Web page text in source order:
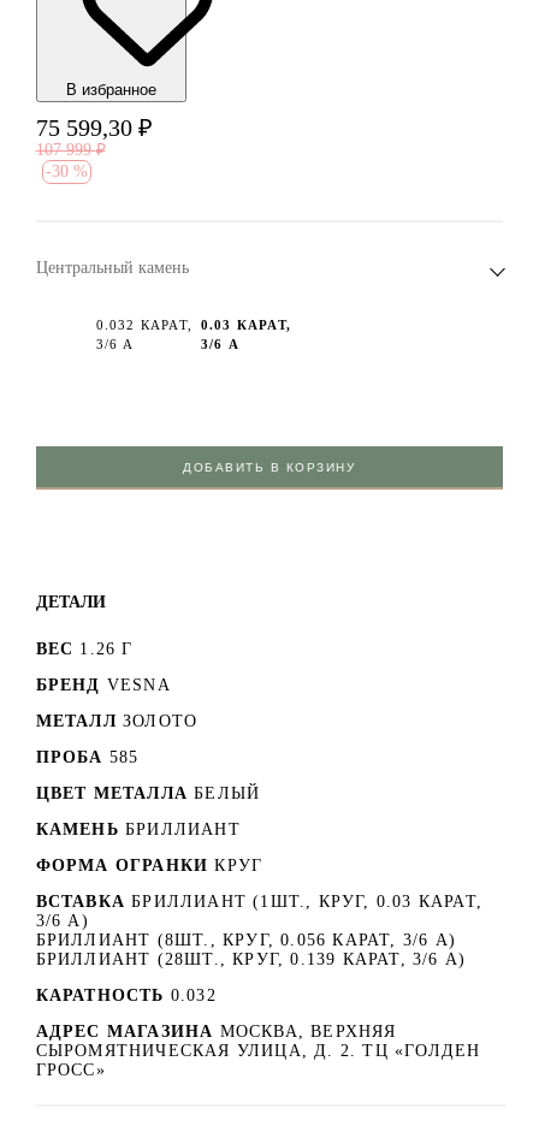
В избранноe
75 599,30 ₽
107 999 ₽
-30 %
Центральный камень
0.032 КАРАТ,
3/6 А
0.03 КАРАТ,
3/6 А
ДОБАВИТЬ В КОРЗИНУ
ДЕТАЛИ
ВЕС 1.26 Г
БРЕНД VESNA
МЕТАЛЛ ЗОЛОТО
ПРОБА 585
ЦВЕТ МЕТАЛЛА БЕЛЫЙ
КАМЕНЬ БРИЛЛИАНТ
ФОРМА ОГРАНКИ КРУГ
ВСТАВКА БРИЛЛИАНТ (1ШТ., КРУГ, 0.03 КАРАТ,
3/6 А)
БРИЛЛИАНТ (8ШТ., КРУГ, 0.056 КАРАТ, 3/6 А)
БРИЛЛИАНТ (28ШТ., КРУГ, 0.139 КАРАТ, 3/6 А)
КАРАТНОСТЬ 0.032
АДРЕС МАГАЗИНА МОСКВА, ВЕРХНЯЯ
СЫРОМЯТНИЧЕСКАЯ УЛИЦА, Д. 2. ТЦ «ГОЛДЕН
ГРОСС»